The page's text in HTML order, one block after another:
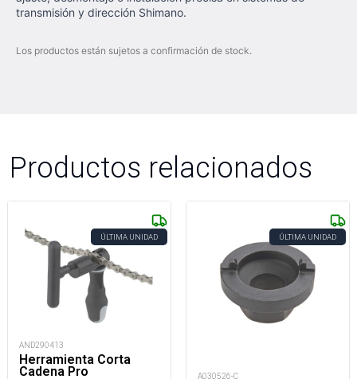
transmisión y dirección Shimano.
Los productos están sujetos a confirmación de stock.
Productos relacionados
ÚLTIMA UNIDAD
AND290413
Herramienta Corta
Cadena Pro
ÚLTIMA UNIDAD
A030526-C